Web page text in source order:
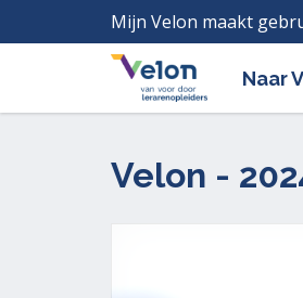
Mijn Velon maakt
Naar
Velon -